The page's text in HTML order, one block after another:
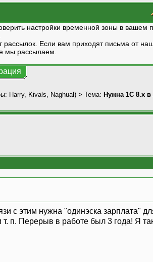
настройки временной зоны в
рассылок. Если вам приходят письма от
мы рассылаем.
Harry, Kivals Naghual) > Тема: Нужна 1С 8.x
с этим нужна "одинэска зарплата"
п. Перерыв в работе был 3 года! Я